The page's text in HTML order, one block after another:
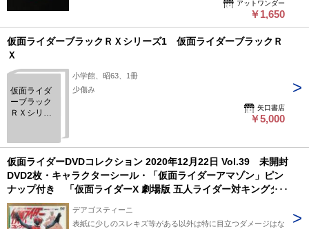
アットワンダー
￥1,650
仮面ライダーブラックＲＸシリーズ1 仮面ライダーブラックＲ
Ｘ
仮面ライダ
ーブラック
ＲＸシリー
ックＲＸ
小学館、昭63、1冊
少傷み
矢口書店
￥5,000
仮面ライダーDVDコレクション 2020年12月22日 Vol.39 未開封
DVD2枚・キャラクターシール・「仮面ライダーアマゾン」ピン
ナップ付き 「仮面ライダーX 劇場版 五人ライダー対キングダ
ーク」/「仮面ライダーアマゾン」 第1話〜第3話収録
DeAGOSTINI （画像あり）
デアゴスティーニ
表紙に少しのスレキズ等がある以外は特に目立つダメージはな